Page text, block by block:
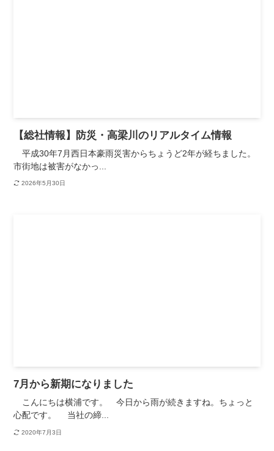
【総社情報】防災・高梁川のリアルタイム情報
平成30年7月西日本豪雨災害からちょうど2年が経ちました。
市街地は被害がなかっ...
2026年5月30日
7月から新期になりました
こんにちは横浦です。 今日から雨が続きますね。ちょっと
心配です。 当社の締...
2020年7月3日